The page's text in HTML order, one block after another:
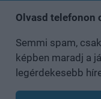
Olvasd telefonon
Semmi spam,
képben maradj a
legérdekesebb